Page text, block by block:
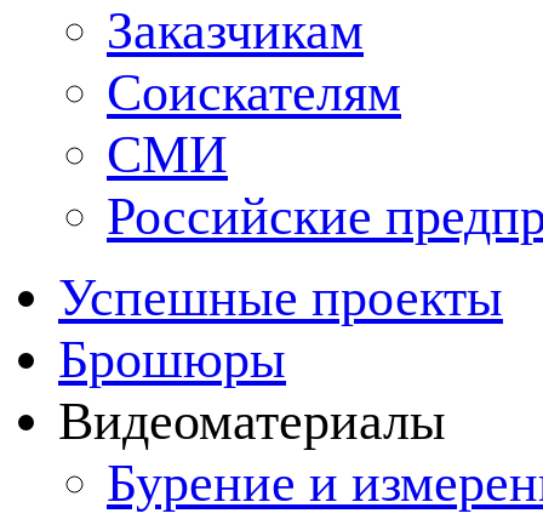
Заказчикам
Соискателям
СМИ
Российские
Успешные проекты
Брошюры
Видеоматериалы
Бурение и